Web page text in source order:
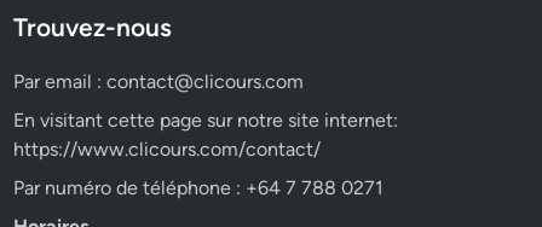
Trouvez-nous
Par email :contact@clicours.com
En visitant cette page sur notre site internet:
https://www.clicours.com/contact/
Par numéro de téléphone : +64 7 788 0271